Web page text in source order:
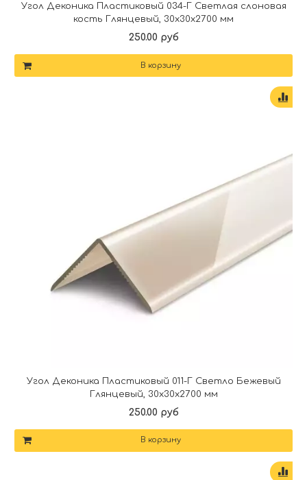
Угол Деконика Пластиковый 034-Г Светлая слоновая
кость Глянцевый, 30х30х2700 мм
250.00 руб
В корзину
Угол Деконика Пластиковый 011-Г Светло Бежевый
Глянцевый, 30х30х2700 мм
250.00 руб
В корзину